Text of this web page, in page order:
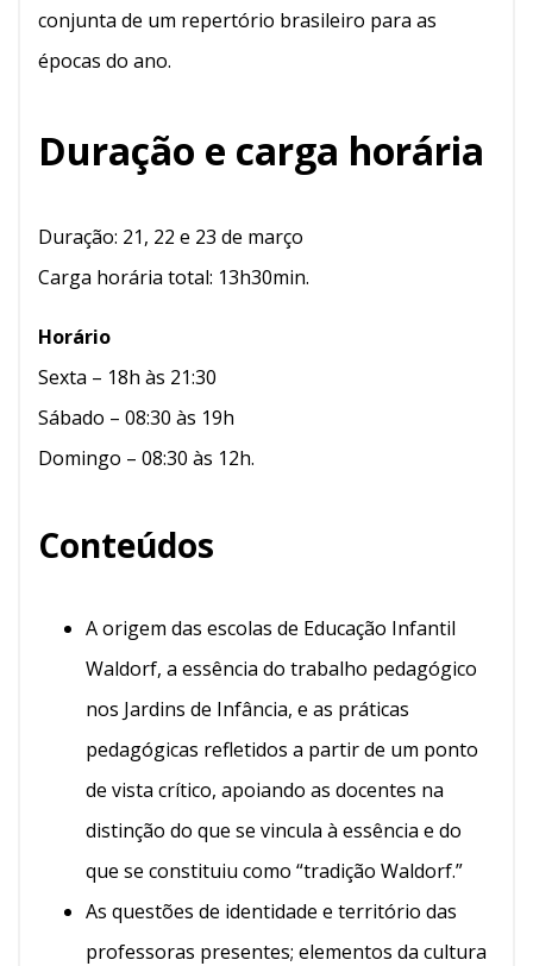
conjunta de um repertório brasileiro para as
épocas do ano.
Duração e carga horária
Duração: 21, 22 e 23 de março
Carga horária total: 13h30min.
Horário
Sexta – 18h às 21:30
Sábado – 08:30 às 19h
Domingo – 08:30 às 12h.
Conteúdos
A origem das escolas de Educação Infantil
Waldorf, a essência do trabalho pedagógico
nos Jardins de Infância, e as práticas
pedagógicas refletidos a partir de um ponto
de vista crítico, apoiando as docentes na
distinção do que se vincula à essência e do
que se constituiu como “tradição Waldorf.”
As questões de identidade e território das
professoras presentes; elementos da cultura